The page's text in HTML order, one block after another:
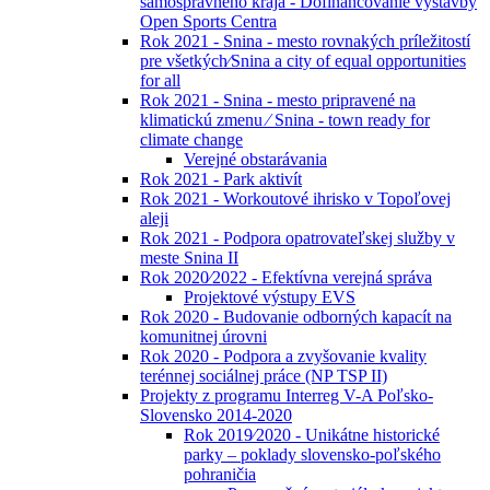
Open Sports Centra
Rok 2021 - Snina - mesto rovnakých príležitostí
pre všetkých⁄Snina a city of equal opportunities
for all
Rok 2021 - Snina - mesto pripravené na
klimatickú zmenu ⁄ Snina - town ready for
climate change
Verejné obstarávania
Rok 2021 - Park aktivít
Rok 2021 - Workoutové ihrisko v Topoľovej
aleji
Rok 2021 - Podpora opatrovateľskej služby v
meste Snina II
Rok 2020⁄2022 - Efektívna verejná správa
Projektové výstupy EVS
Rok 2020 - Budovanie odborných kapacít na
komunitnej úrovni
Rok 2020 - Podpora a zvyšovanie kvality
terénnej sociálnej práce (NP TSP II)
Projekty z programu Interreg V-A Poľsko-
Slovensko 2014-2020
Rok 2019⁄2020 - Unikátne historické
parky – poklady slovensko-poľského
pohraničia